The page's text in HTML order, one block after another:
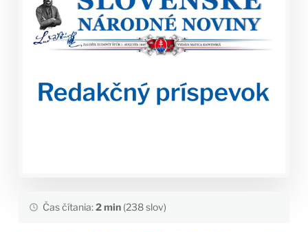
Čas čítania:2 min(238 slov)